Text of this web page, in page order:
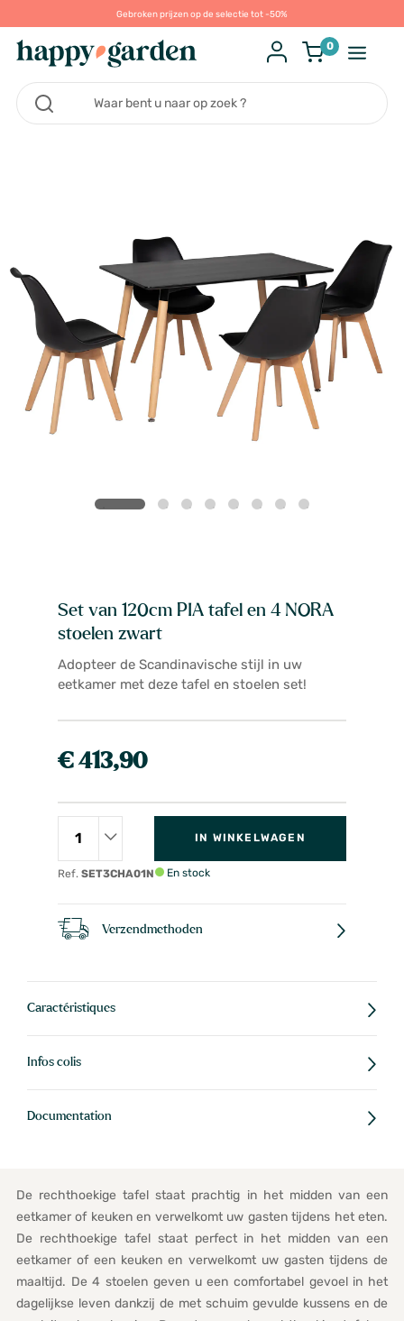
Gebroken prijzen op de selectie tot -50%
0
Set van 120cm PIA tafel en 4 NORA
stoelen zwart
Adopteer de Scandinavische stijl in uw
eetkamer met deze tafel en stoelen set!
€ 413,90
Ref. SET3CHA01N
IN WINKELWAGEN
En stock
Verzendmethoden
Caractéristiques
Infos colis
Documentation
De rechthoekige tafel staat prachtig in het midden van een
eetkamer of keuken en verwelkomt uw gasten tijdens het eten.
De rechthoekige tafel staat perfect in het midden van een
eetkamer of een keuken en verwelkomt uw gasten tijdens de
maaltijd. De 4 stoelen geven u een comfortabel gevoel in het
dagelijkse leven dankzij de met schuim gevulde kussens en de